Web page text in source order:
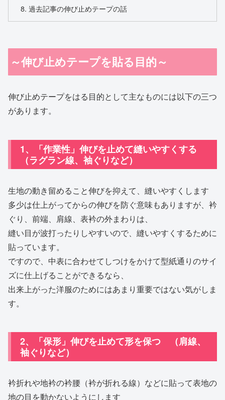
過去記事の伸び止めテープの話
～伸び止めテープを貼る目的～
伸び止めテープをはる目的として主なものには以下の三つ
があります。
1、「作業性」伸びを止めて縫いやすくする
（ラグラン線、袖ぐりなど）
生地の動き留めること伸びを抑えて、縫いやすくします
多少は仕上がってからの伸びを防ぐ意味もありますが、衿
ぐり、前端、肩線、表衿の外まわりは、
縫い目が波打ったりしやすいので、縫いやすくするために
貼っています。
ですので、中表に合わせてしつけをかけて型紙通りのサイ
ズに仕上げることができるなら、
出来上がった洋服のためにはあまり重要ではない気がしま
す。
2、「保形」伸びを止めて形を保つ （肩線、
袖ぐりなど）
衿折れや地衿の衿腰（衿が折れる線）などに貼って表地の
地の目を動かないようにします